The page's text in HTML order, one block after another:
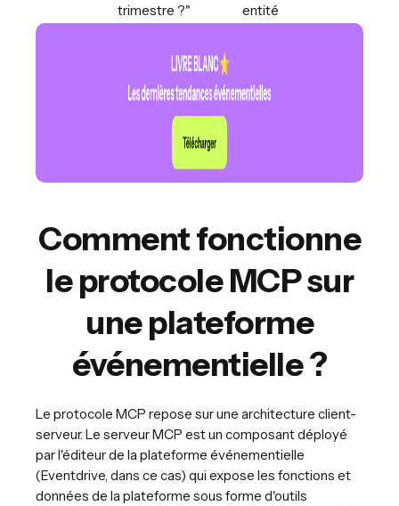
trimestre ?"
entité
Comment fonctionne
le protocole MCP sur
une plateforme
événementielle ?
Le protocole MCP repose sur une architecture client-
serveur. Le serveur MCP est un composant déployé
par l'éditeur de la plateforme événementielle
(Eventdrive, dans ce cas) qui expose les fonctions et
données de la plateforme sous forme d'outils